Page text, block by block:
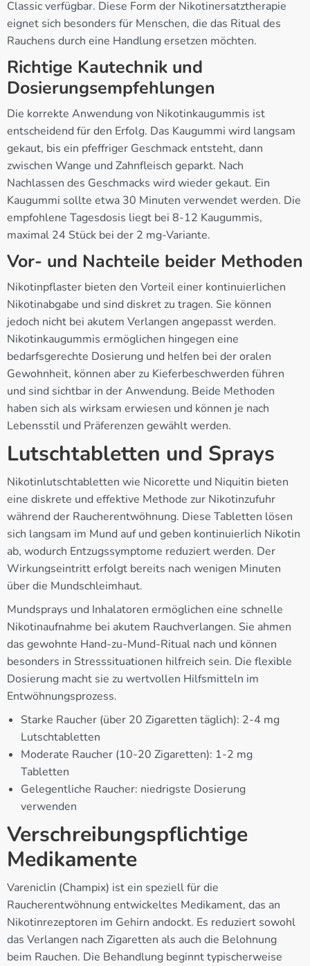
Classic verfügbar. Diese Form der Nikotinersatztherapie
eignet sich besonders für Menschen, die das Ritual des
Rauchens durch eine Handlung ersetzen möchten.
Richtige Kautechnik und
Dosierungsempfehlungen
Die korrekte Anwendung von Nikotinkaugummis ist
entscheidend für den Erfolg. Das Kaugummi wird langsam
gekaut, bis ein pfeffriger Geschmack entsteht, dann
zwischen Wange und Zahnfleisch geparkt. Nach
Nachlassen des Geschmacks wird wieder gekaut. Ein
Kaugummi sollte etwa 30 Minuten verwendet werden. Die
empfohlene Tagesdosis liegt bei 8-12 Kaugummis,
maximal 24 Stück bei der 2 mg-Variante.
Vor- und Nachteile beider Methoden
Nikotinpflaster bieten den Vorteil einer kontinuierlichen
Nikotinabgabe und sind diskret zu tragen. Sie können
jedoch nicht bei akutem Verlangen angepasst werden.
Nikotinkaugummis ermöglichen hingegen eine
bedarfsgerechte Dosierung und helfen bei der oralen
Gewohnheit, können aber zu Kieferbeschwerden führen
und sind sichtbar in der Anwendung. Beide Methoden
haben sich als wirksam erwiesen und können je nach
Lebensstil und Präferenzen gewählt werden.
Lutschtabletten und Sprays
Nikotinlutschtabletten wie Nicorette und Niquitin bieten
eine diskrete und effektive Methode zur Nikotinzufuhr
während der Raucherentwöhnung. Diese Tabletten lösen
sich langsam im Mund auf und geben kontinuierlich Nikotin
ab, wodurch Entzugssymptome reduziert werden. Der
Wirkungseintritt erfolgt bereits nach wenigen Minuten
über die Mundschleimhaut.
Mundsprays und Inhalatoren ermöglichen eine schnelle
Nikotinaufnahme bei akutem Rauchverlangen. Sie ahmen
das gewohnte Hand-zu-Mund-Ritual nach und können
besonders in Stresssituationen hilfreich sein. Die flexible
Dosierung macht sie zu wertvollen Hilfsmitteln im
Entwöhnungsprozess.
Starke Raucher (über 20 Zigaretten täglich): 2-4 mg
Lutschtabletten
Moderate Raucher (10-20 Zigaretten): 1-2 mg
Tabletten
Gelegentliche Raucher: niedrigste Dosierung
verwenden
Verschreibungspflichtige
Medikamente
Vareniclin (Champix) ist ein speziell für die
Raucherentwöhnung entwickeltes Medikament, das an
Nikotinrezeptoren im Gehirn andockt. Es reduziert sowohl
das Verlangen nach Zigaretten als auch die Belohnung
beim Rauchen. Die Behandlung beginnt typischerweise